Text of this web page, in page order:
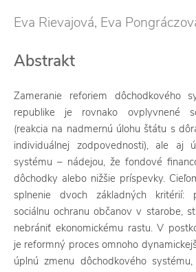
Eva Rievajová, Eva
Abstrakt
Zameranie reforiem dôchodkového
republike je rovnako ovplyvnené
(reakcia na nadmernú úlohu štátu s
individuálnej zodpovednosti), ale aj
systému – nádejou, že fondové
dôchodky alebo nižšie príspevky.
splnenie dvoch základných kritérií:
sociálnu ochranu občanov v starobe,
nebrániť ekonomickému rastu. V
je reformný proces omnoho
úplnú zmenu dôchodkového